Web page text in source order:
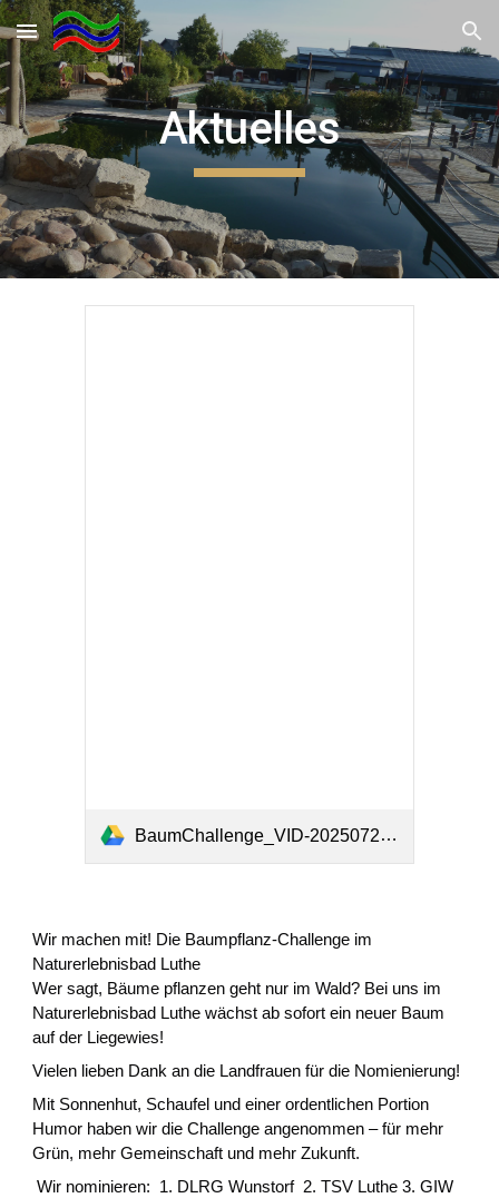
Skip to main content Skip to navigation
Aktuelles
BaumChallenge_VID-20250721-WA0000.mp4
Wir machen mit! Die Baumpflanz-Challenge im
Naturerlebnisbad Luthe
Wer sagt, Bäume pflanzen geht nur im Wald? Bei uns im
Naturerlebnisbad Luthe wächst ab sofort ein neuer Baum
auf der Liegewies!
Vielen lieben Dank an die Landfrauen für die Nomienierung!
Mit Sonnenhut, Schaufel und einer ordentlichen Portion
Humor haben wir die Challenge angenommen – für mehr
Grün, mehr Gemeinschaft und mehr Zukunft.
Wir nominieren: 1. DLRG Wunstorf 2. TSV Luthe 3. GIW